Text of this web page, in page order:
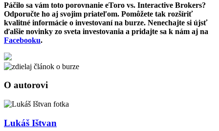
Páčilo sa vám toto porovnanie eToro vs. Interactive Brokers?
Odporučte ho aj svojim priateľom. Pomôžete tak rozšíriť
kvalitné informácie o investovaní na burze. Nenechajte si újsť
ďalšie novinky zo sveta investovania a pridajte sa k nám aj na
Facebooku.
O autorovi
Lukáš Ištvan